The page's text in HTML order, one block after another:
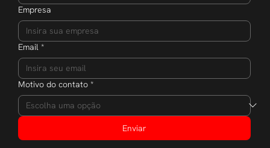
Empresa
Email *
Motivo do contato *
Enviar